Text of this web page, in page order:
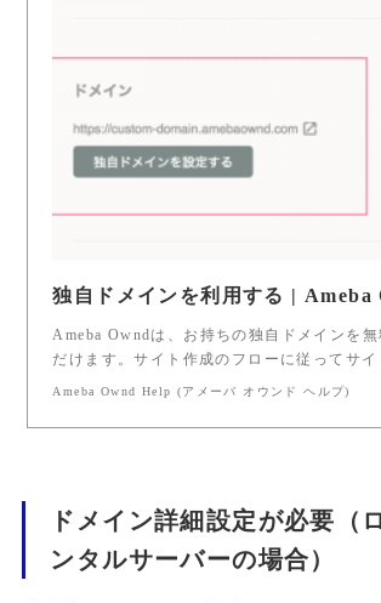
Ameba Owndは、お持ちの独自ドメインを無
だけます。サイト作成のフローに従ってサ
Ameba Ownd Help (アメーバ オウンド ヘルプ)
ドメイン詳細設定が必要（
ンタルサーバーの場合）